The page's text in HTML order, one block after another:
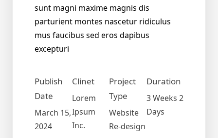
sunt magni maxime magnis dis
parturient montes nascetur ridiculus
mus faucibus sed eros dapibus
excepturi
Publish
Date
March 15,
2024
Clinet
Lorem
Ipsum
Inc.
Project
Type
Website
Re-design
Duration
3 Weeks 2
Days